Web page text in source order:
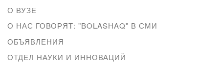
О ВУЗЕ
О НАС ГОВОРЯТ: "BOLASHAQ" В СМИ
ОБЪЯВЛЕНИЯ
ОТДЕЛ НАУКИ И ИННОВАЦИЙ